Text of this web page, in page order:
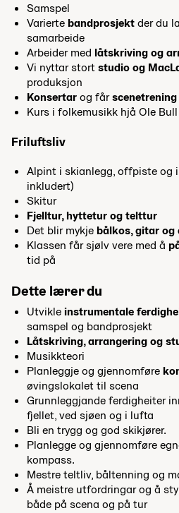
Samspel
Varierte bandprosjektder du
samarbeide
Arbeider med låtskriving og
Vi nyttar stortstudio og
produksjon
Konsertarog fårscenetrening
Kurs i folkemusikk hjå Ole
Friluftsliv
Alpint i skianlegg, offpiste og
inkludert)
Skitur
Fjelltur, hyttetur og telttur
Det blir mykje bålkos, gitar og
Klassen får sjølv vere med å
tid på
Dette lærer du
Utvikle instrumentale
samspel og bandprosjekt
Låtskriving, arrangering og
Musikkteori
Planleggje og gjennomføre
øvingslokalet til scena
Grunnleggjande ferdigheiter
fjellet, ved sjøen og i lufta
Bli en trygg og god skikjører.
Planlegge og gjennomføre
kompass.
Mestre teltliv, båltenning og
Å meistre utfordringar og å
både på scena og på tur